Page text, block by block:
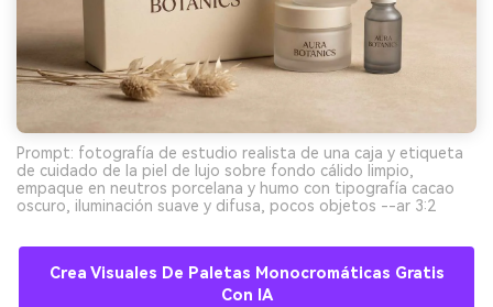
Prompt: fotografía de estudio realista de una caja y etiqueta
de cuidado de la piel de lujo sobre fondo cálido limpio,
empaque en neutros porcelana y humo con tipografía cacao
oscuro, iluminación suave y difusa, pocos objetos --ar 3:2
Crea Visuales De Paletas Monocromáticas Gratis
Con IA